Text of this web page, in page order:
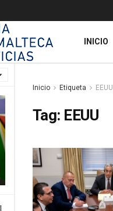
INICIO
Inicio Etiqueta EEUU
Tag: EEUU